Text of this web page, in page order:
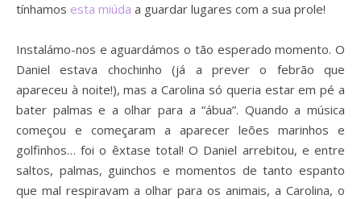
tínhamos esta miúda a guardar lugares com a sua prole!
Instalámo-nos e aguardámos o tão esperado momento. O
Daniel estava chochinho (já a prever o febrão que
apareceu à noite!), mas a Carolina só queria estar em pé a
bater palmas e a olhar para a “ábua”. Quando a música
começou e começaram a aparecer leões marinhos e
golfinhos… foi o êxtase total! O Daniel arrebitou, e entre
saltos, palmas, guinchos e momentos de tanto espanto
que mal respiravam a olhar para os animais, a Carolina, o